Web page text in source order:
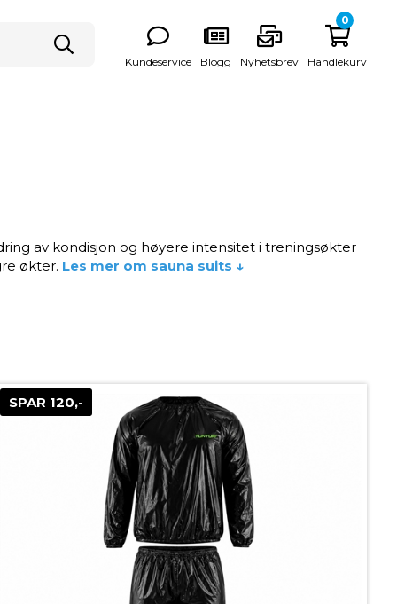
Kundeservice Blogg Nyhetsbrev Handlekurv
0
av kondisjon og høyere intensitet i treningsøkter
økter. Les mer om sauna suits ↓
SPAR 120,-